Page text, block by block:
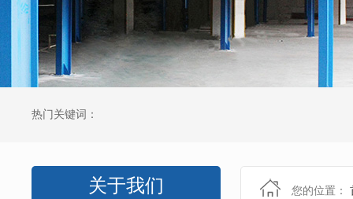
热门关键词：
关于我们 您的位置：